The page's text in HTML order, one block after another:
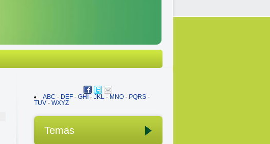
ABC - DEF - GHI - JKL - MNO - PQRS -
TUV - WXYZ
Temas